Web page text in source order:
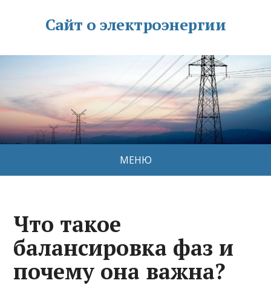
Сайт о электроэнергии
МЕНЮ
Что такое
балансировка фаз и
почему она важна?